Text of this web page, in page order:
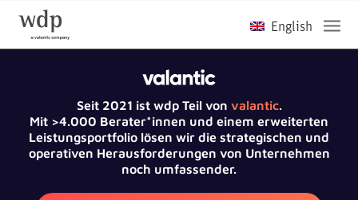
Seit 2021 ist wdp Teil von valantic.
Mit >4.000 Berater*innen und einem erweiterten
Leistungsportfolio lösen wir die strategischen und
operativen Herausforderungen von Unternehmen
noch umfassender.